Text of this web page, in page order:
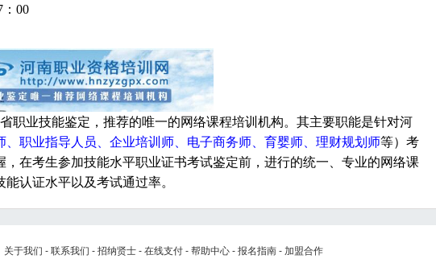
00
省职业技能鉴定，推荐的唯一的网络课程培训机构。其主要职能是针对河
、职业指导人员、企业培训师、电子商务师、育婴师、理财规划师等）考
在考生参加技能水平职业证书考试鉴定前，进行的统一、专业的网络课
认证水平以及考试通过率。
关于我们 - 联系我们 - 招纳贤士 - 在线支付 - 帮助中心 - 报名指南 - 加盟合作